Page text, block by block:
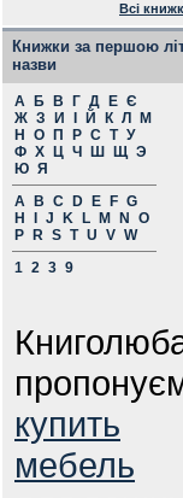
Всі
Книжки за першою
назви
А Б В Г Д Е Є
Ж З И Й К Л
М
Н
О П Р С Т У
Ф Х Ц Ч Ш Щ Э
Ю Я
A
B C D E F G
H
J K L M N
O
P
R S T U V W
1 2 3 9
купить
мебель